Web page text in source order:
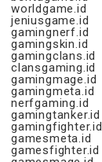
worldgame.id
jeniusgame.id
gamingnerf.id
gamingskin.id
gamingclans.id
clansgaming.id
gamingmage.id
gamingmeta.id
nerfgaming.id
gamingtanker.id
gamingfighter.id
gamesmeta.id
gamesfighter.id